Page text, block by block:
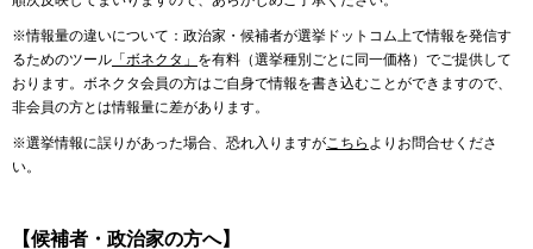
※情報量の違いについて：政治家・候補者が選挙ドットコム上で情報を発信す
るためのツール 「ボネクタ」 を有料（選挙種別ごとに同一価格）でご提供して
おります。ボネクタ会員の方はご自身で情報を書き込むことができますので、
非会員の方とは情報量に差があります。
※選挙情報に誤りがあった場合、恐れ入りますがこちら よりお問合せくださ
い。
【候補者・政治家の方へ】